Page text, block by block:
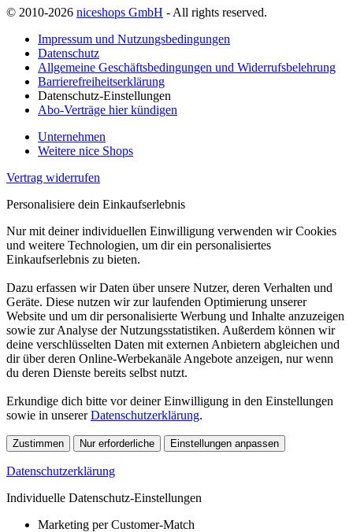
© 2010-2026 niceshops GmbH - All rights reserved.
Impressum und Nutzungsbedingungen
Datenschutz
Allgemeine Geschäftsbedingungen und Widerrufsbelehrung
Barrierefreiheitserklärung
Datenschutz-Einstellungen
Abo-Verträge hier kündigen
Unternehmen
Weitere nice Shops
Vertrag widerrufen
Personalisiere dein Einkaufserlebnis
Nur mit deiner individuellen Einwilligung verwenden wir Cookies
und weitere Technologien, um dir ein personalisiertes
Einkaufserlebnis zu bieten.
Dazu erfassen wir Daten über unsere Nutzer, deren Verhalten und
Geräte. Diese nutzen wir zur laufenden Optimierung unserer
Website und um dir personalisierte Werbung und Inhalte anzuzeigen
sowie zur Analyse der Nutzungsstatistiken. Außerdem können wir
deine verschlüsselten Daten mit externen Anbietern abgleichen und
dir über deren Online-Werbekanäle Angebote anzeigen, nur wenn
du deren Dienste bereits selbst nutzt.
Erkundige dich bitte vor deiner Einwilligung in den Einstellungen
sowie in unsererDatenschutzerklärung.
Zustimmen Nur erforderliche Einstellungen anpassen
Datenschutzerklärung
Individuelle Datenschutz-Einstellungen
Marketing per Customer-Match